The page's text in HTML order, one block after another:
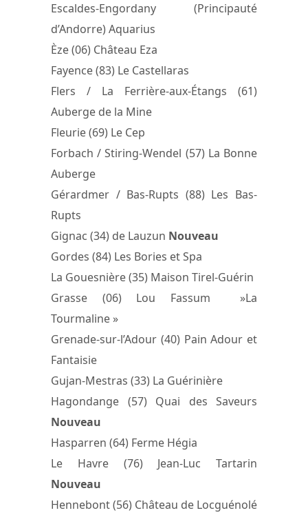
Escaldes-Engordany (Principauté
d’Andorre) Aquarius
Èze (06) Château Eza
Fayence (83) Le Castellaras
Flers / La Ferrière-aux-Étangs (61)
Auberge de la Mine
Fleurie (69) Le Cep
Forbach / Stiring-Wendel (57) La Bonne
Auberge
Gérardmer / Bas-Rupts (88) Les Bas-
Rupts
Gignac (34) de Lauzun Nouveau
Gordes (84) Les Bories et Spa
La Gouesnière (35) Maison Tirel-Guérin
Grasse (06) Lou Fassum »La
Tourmaline »
Grenade-sur-l’Adour (40) Pain Adour et
Fantaisie
Gujan-Mestras (33) La Guérinière
Hagondange (57) Quai des Saveurs
Nouveau
Hasparren (64) Ferme Hégia
Le Havre (76) Jean-Luc Tartarin
Nouveau
Hennebont (56) Château de Locguénolé